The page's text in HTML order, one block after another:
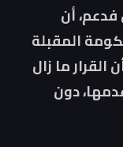
أن
المقبلة
القرار ما زال
وعدمها، دون